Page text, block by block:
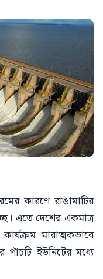
কারণে রাঙামাটির
এতে দেশের একমাত্র
মারাত্মকভাবে
পাঁচটি ইউনিটের মধ্যে